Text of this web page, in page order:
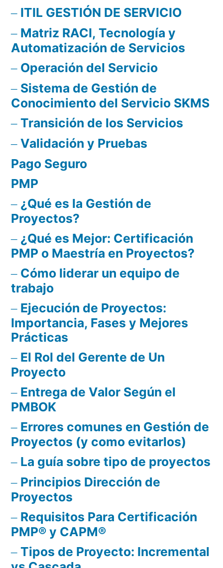
ITIL GESTIÓN DE SERVICIO
Matriz RACI, Tecnología y
Automatización de Servicios
Operación del Servicio
Sistema de Gestión de
Conocimiento del Servicio SKMS
Transición de los Servicios
Validación y Pruebas
Pago Seguro
PMP
¿Qué es la Gestión de
Proyectos?
¿Qué es Mejor: Certificación
PMP o Maestría en Proyectos?
Cómo liderar un equipo de
trabajo
Ejecución de Proyectos:
Importancia, Fases y Mejores
Prácticas
El Rol del Gerente de Un
Proyecto
Entrega de Valor Según el
PMBOK
Errores comunes en Gestión de
Proyectos (y como evitarlos)
La guía sobre tipo de proyectos
Principios Dirección de
Proyectos
Requisitos Para Certificación
PMP® y CAPM®
Tipos de Proyecto: Incremental